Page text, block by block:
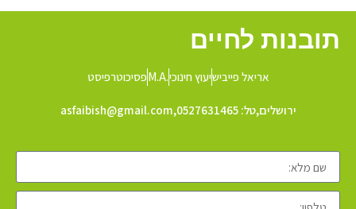
תובנות לחיים
אריאל פייבישיעוץ חינוכי.M.A פסיכוטרפיסט
ירושלים,טל: 0527631465, asfaibish@gmail.com